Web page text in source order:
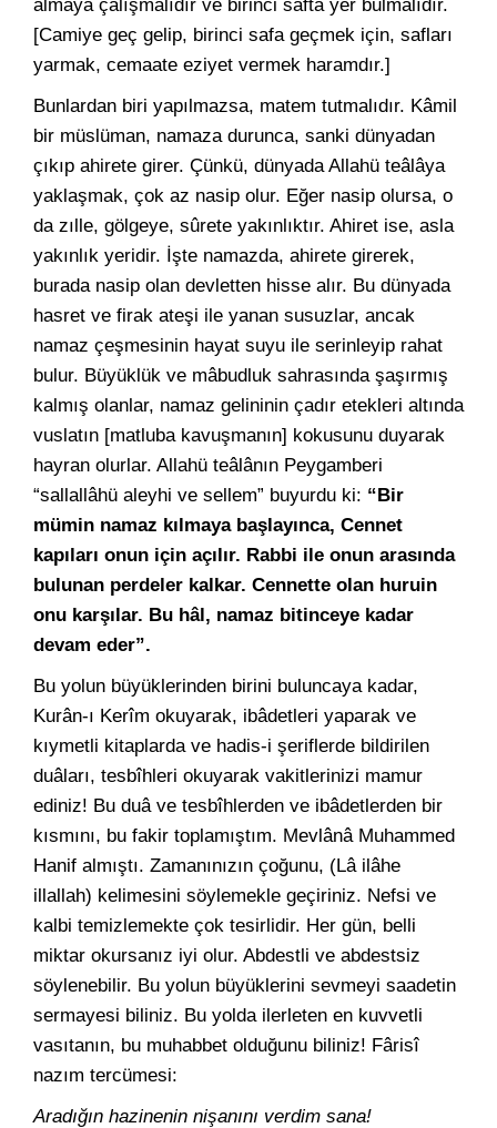
almaya çalışmalıdır ve birinci safta yer bulmalıdır.
[Camiye geç gelip, birinci safa geçmek için, safları
yarmak, cemaate eziyet vermek haramdır.]
Bunlardan biri yapılmazsa, matem tutmalıdır. Kâmil
bir müslüman, namaza durunca, sanki dünyadan
çıkıp ahirete girer. Çünkü, dünyada Allahü teâlâya
yaklaşmak, çok az nasip olur. Eğer nasip olursa, o
da zılle, gölgeye, sûrete yakınlıktır. Ahiret ise, asla
yakınlık yeridir. İşte namazda, ahirete girerek,
burada nasip olan devletten hisse alır. Bu dünyada
hasret ve firak ateşi ile yanan susuzlar, ancak
namaz çeşmesinin hayat suyu ile serinleyip rahat
bulur. Büyüklük ve mâbudluk sahrasında şaşırmış
kalmış olanlar, namaz gelininin çadır etekleri altında
vuslatın [matluba kavuşmanın] kokusunu duyarak
hayran olurlar. Allahü teâlânın Peygamberi
“sallallâhü aleyhi ve sellem” buyurdu ki: “Bir
mümin namaz kılmaya başlayınca, Cennet
kapıları onun için açılır. Rabbi ile onun arasında
bulunan perdeler kalkar. Cennette olan huruin
onu karşılar. Bu hâl, namaz bitinceye kadar
devam eder”.
Bu yolun büyüklerinden birini buluncaya kadar,
Kurân-ı Kerîm okuyarak, ibâdetleri yaparak ve
kıymetli kitaplarda ve hadis-i şeriflerde bildirilen
duâları, tesbîhleri okuyarak vakitlerinizi mamur
ediniz! Bu duâ ve tesbîhlerden ve ibâdetlerden bir
kısmını, bu fakir toplamıştım. Mevlânâ Muhammed
Hanif almıştı. Zamanınızın çoğunu, (Lâ ilâhe
illallah) kelimesini söylemekle geçiriniz. Nefsi ve
kalbi temizlemekte çok tesirlidir. Her gün, belli
miktar okursanız iyi olur. Abdestli ve abdestsiz
söylenebilir. Bu yolun büyüklerini sevmeyi saadetin
sermayesi biliniz. Bu yolda ilerleten en kuvvetli
vasıtanın, bu muhabbet olduğunu biliniz! Fârisî
nazım tercümesi:
Aradığın hazinenin nişanını verdim sana!